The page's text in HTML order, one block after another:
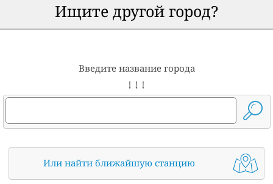
Ищите другой город?
Введите название города
↓ ↓ ↓
Или найти ближайшую станцию